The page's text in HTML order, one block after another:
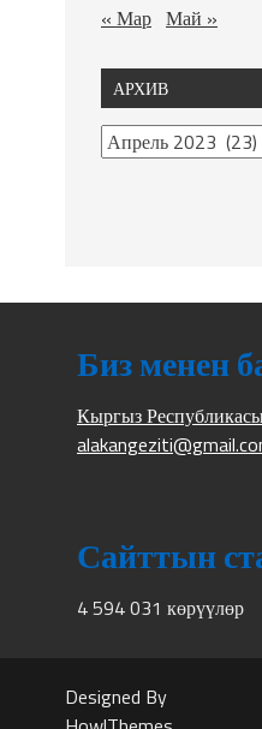
« Мар Май »
АРХИВ
Биз менен
Кыргыз
Сайттын
4 594 031 көрүүлөр
Designed By